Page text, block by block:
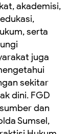
akademisi,
serta
juga
sekitar
dini. FGD
dan
Sumsel,